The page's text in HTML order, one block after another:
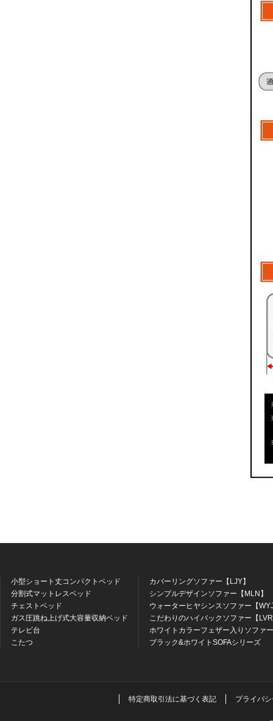
小型ショート丈コンパクトベッド
分割式マットレスベッド
チェストベッド
ガス圧跳ね上げ式大容量収納ベッド
テレビ台
こたつ
カバーリングソファー【LJY】
シンプルデザインソファー【MLN】
ウォーターヒヤシンスソファー【
こだわりのハイバックソファー【
ホワイトカラーフェザー入りソファ
ブラック&ホワイトSOFAシリーズ
特定商取引法に基づく表記 プライバ